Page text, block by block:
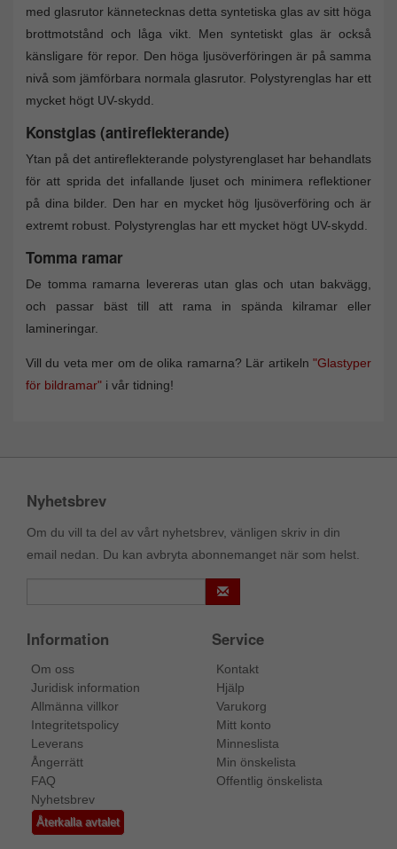
med glasrutor kännetecknas detta syntetiska glas av sitt höga
brottmotstånd och låga vikt. Men syntetiskt glas är också
känsligare för repor. Den höga ljusöverföringen är på samma
nivå som jämförbara normala glasrutor. Polystyrenglas har ett
mycket högt UV-skydd.
Konstglas (antireflekterande)
Ytan på det antireflekterande polystyrenglaset har behandlats
för att sprida det infallande ljuset och minimera reflektioner
på dina bilder. Den har en mycket hög ljusöverföring och är
extremt robust. Polystyrenglas har ett mycket högt UV-skydd.
Tomma ramar
De tomma ramarna levereras utan glas och utan bakvägg,
och passar bäst till att rama in spända kilramar eller
lamineringar.
Vill du veta mer om de olika ramarna? Lär artikeln "Glastyper
för bildramar" i vår tidning!
Nyhetsbrev
Om du vill ta del av vårt nyhetsbrev, vänligen skriv in din
email nedan. Du kan avbryta abonnemanget när som helst.
Information
Om oss
Juridisk information
Allmänna villkor
Integritetspolicy
Leverans
Ångerrätt
FAQ
Nyhetsbrev
Återkalla avtalet
Service
Kontakt
Hjälp
Varukorg
Mitt konto
Minneslista
Min önskelista
Offentlig önskelista